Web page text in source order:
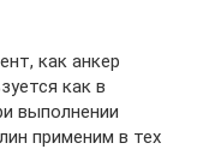
как анкер
как в
выполнении
применим в тех